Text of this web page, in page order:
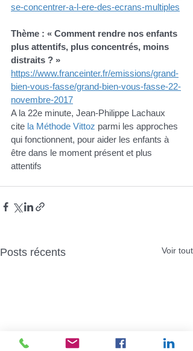
se-concentrer-a-l-ere-des-ecrans-multiples
Thème : « Comment rendre nos enfants
plus attentifs, plus concentrés, moins
distraits ? »
https://www.franceinter.fr/emissions/grand-
bien-vous-fasse/grand-bien-vous-fasse-22-
novembre-2017
A la 22e minute, Jean-Philippe Lachaux
cite la Méthode Vittoz parmi les approches
qui fonctionnent, pour aider les enfants à
être dans le moment présent et plus
attentifs
Posts récents Voir tout